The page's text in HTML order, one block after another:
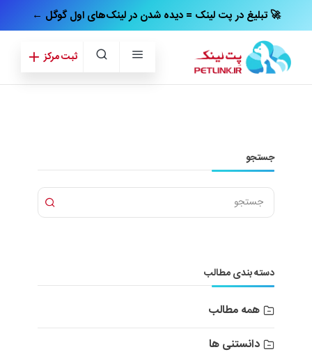
← تبلیغ در پت‌ لینک = دیده شدن در لینک‌های اول گوگل 🚀
ثبت مرکز
جستجو
دسته بندی مطالب
همه مطالب
دانستنی ها